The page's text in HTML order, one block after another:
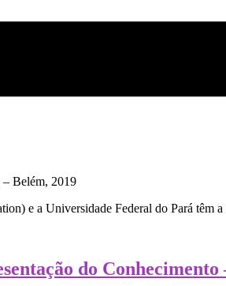
e a Universidade Federal do Pará têm
do